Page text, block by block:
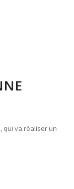
qui va réaliser un